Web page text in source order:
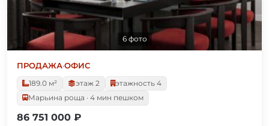
6 фото
ПРОДАЖА·ОФИС
189.0 м²
этаж 2
этажность 4
Марьина роща · 4 мин пешком
86 751 000 ₽